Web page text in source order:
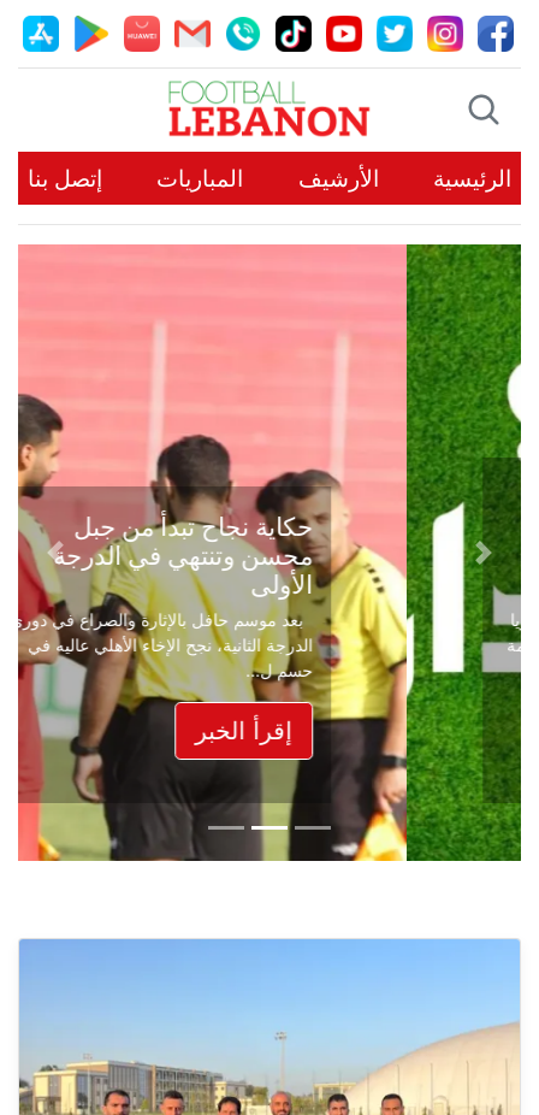
الرئيسية الأرشيف المباريات إتصل بنا
حكاية نجاح تبدأ من جبل
محسن وتنتهي في الدرجة
الأولى
بعد موسم حافل بالإثارة والصراع في دوري
الدرجة الثانية، نجح الإخاء الأهلي عاليه في
حسم ل...
إقرأ الخبر
Previous
Next